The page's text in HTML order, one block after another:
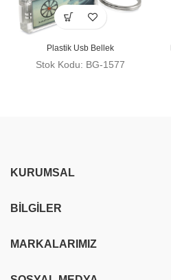
Plastik Usb Bellek
Stok Kodu: BG-1577
KURUMSAL
BILGILER
MARKALARIMIZ